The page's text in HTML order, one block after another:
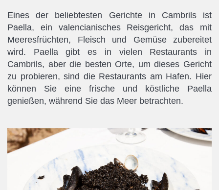
Eines der beliebtesten Gerichte in Cambrils ist
Paella, ein valencianisches Reisgericht, das mit
Meeresfrüchten, Fleisch und Gemüse zubereitet
wird. Paella gibt es in vielen Restaurants in
Cambrils, aber die besten Orte, um dieses Gericht
zu probieren, sind die Restaurants am Hafen. Hier
können Sie eine frische und köstliche Paella
genießen, während Sie das Meer betrachten.